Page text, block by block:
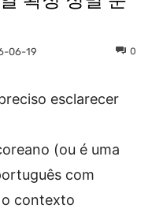
06-19 0
esclarecer
(ou é uma
com
contexto